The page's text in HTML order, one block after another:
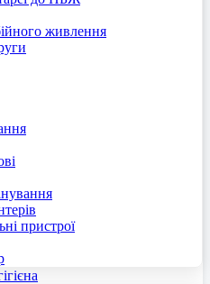
живлення
пристрої